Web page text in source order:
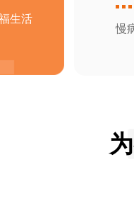
生活
慢